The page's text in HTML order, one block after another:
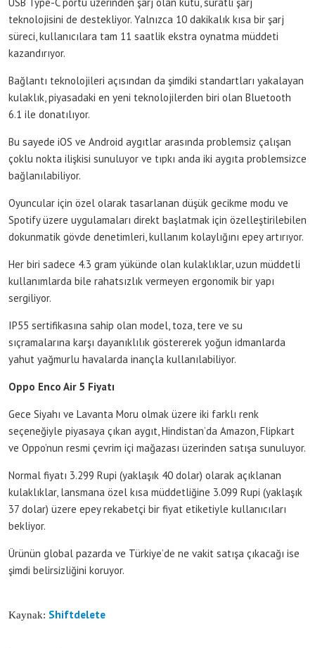
teknolojisini de destekliyor. Yalnızca 10 dakikalık kısa bir şarj
süreci, kullanıcılara tam 11 saatlik ekstra oynatma müddeti
kazandırıyor.
Bağlantı teknolojileri açısından da şimdiki standartları yakalayan
kulaklık, piyasadaki en yeni teknolojilerden biri olan Bluetooth
6.1 ile donatılıyor.
Bu sayede iOS ve Android aygıtlar arasında problemsiz çalışan
çoklu nokta ilişkisi sunuluyor ve tıpkı anda iki aygıta problemsizce
bağlanılabiliyor.
Oyuncular için özel olarak tasarlanan düşük gecikme modu ve
Spotify üzere uygulamaları direkt başlatmak için özelleştirilebilen
dokunmatik gövde denetimleri, kullanım kolaylığını epey artırıyor.
Her biri sadece 4.3 gram yükünde olan kulaklıklar, uzun müddetli
kullanımlarda bile rahatsızlık vermeyen ergonomik bir yapı
sergiliyor.
IP55 sertifikasına sahip olan model, toza, tere ve su
sıçramalarına karşı dayanıklılık göstererek yoğun idmanlarda
yahut yağmurlu havalarda inançla kullanılabiliyor.
Oppo Enco Air 5 Fiyatı
Gece Siyahı ve Lavanta Moru olmak üzere iki farklı renk
seçeneğiyle piyasaya çıkan aygıt, Hindistan’da Amazon, Flipkart
ve Oppo’nun resmi çevrim içi mağazası üzerinden satışa sunuluyor.
Normal fiyatı 3.299 Rupi (yaklaşık 40 dolar) olarak açıklanan
kulaklıklar, lansmana özel kısa müddetliğine 3.099 Rupi (yaklaşık
37 dolar) üzere epey rekabetçi bir fiyat etiketiyle kullanıcıları
bekliyor.
Ürünün global pazarda ve Türkiye’de ne vakit satışa çıkacağı ise
şimdi belirsizliğini koruyor.
Kaynak: Shiftdelete